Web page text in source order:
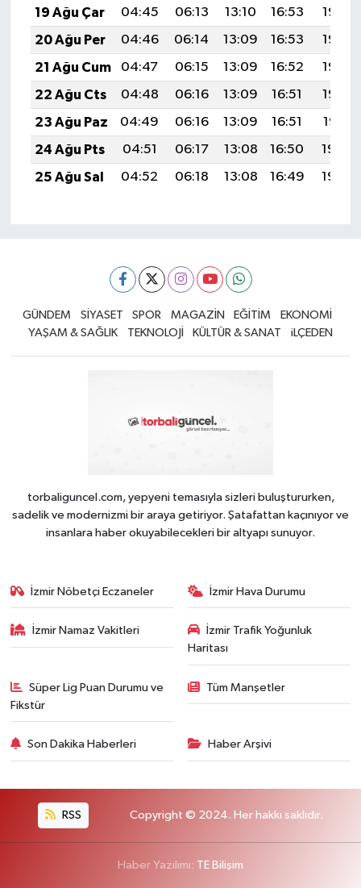
19 Ağu Çar
04:45 06:13 13:10 16:53
19:56
20 Ağu Per
04:46 06:14 13:09 16:53
19:55
21 Ağu Cum
04:47 06:15 13:09 16:52
19:53
22 Ağu Cts
04:48 06:16 13:09 16:51
19:52
23 Ağu Paz
04:49 06:16 13:09 16:51
19:51
24 Ağu Pts
04:51 06:17 13:08 16:50
19:49
25 Ağu Sal
04:52 06:18 13:08 16:49 19:48
GÜNDEM SİYASET SPOR MAGAZİN EĞİTİM
EKONOMİ
YAŞAM & SAĞLIK
TEKNOLOJİ KÜLTÜR & SANAT iLÇEDEN
torbaliguncel.com, yepyeni temasıyla sizleri buluştururken,
sadelik ve modernizmi bir araya getiriyor. Şatafattan kaçınıyor ve
insanlara haber okuyabilecekleri bir altyapı sunuyor.
İzmir Nöbetçi Eczaneler İzmir Hava Durumu
İzmir Namaz Vakitleri
İzmir Trafik Yoğunluk
Haritası
Süper Lig Puan Durumu ve
Fikstür
Tüm Manşetler
Son Dakika Haberleri Haber Arşivi
RSS Copyright © 2024. Her hakkı saklıdır.
Haber Yazılımı: TE Bilişim